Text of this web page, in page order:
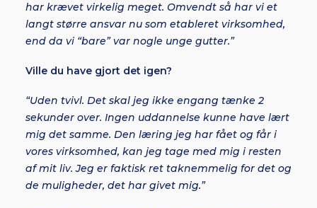
har krævet virkelig meget. Omvendt så har vi et
langt større ansvar nu som etableret virksomhed,
end da vi “bare” var nogle unge gutter.”
Ville du have gjort det igen?
“Uden tvivl. Det skal jeg ikke engang tænke 2
sekunder over. Ingen uddannelse kunne have lært
mig det samme. Den læring jeg har fået og får i
vores virksomhed, kan jeg tage med mig i resten
af mit liv. Jeg er faktisk ret taknemmelig for det og
de muligheder, det har givet mig.”